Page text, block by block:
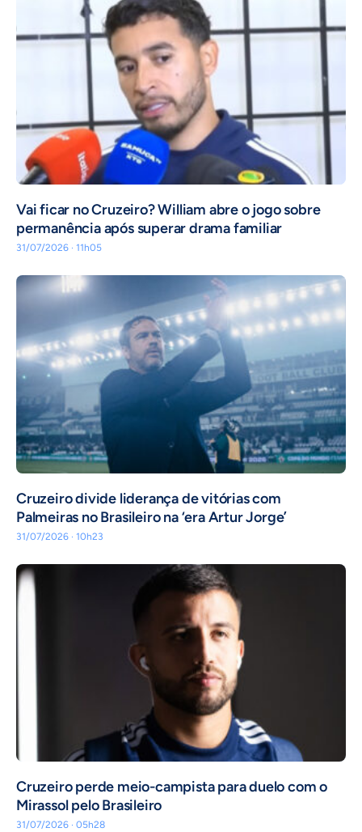
Vai ficar no Cruzeiro? William abre o jogo sobre
permanência após superar drama familiar
31/07/2026 · 11h05
Cruzeiro divide liderança de vitórias com
Palmeiras no Brasileiro na ‘era Artur Jorge’
31/07/2026 · 10h23
Cruzeiro perde meio-campista para duelo com o
Mirassol pelo Brasileiro
31/07/2026 · 05h28